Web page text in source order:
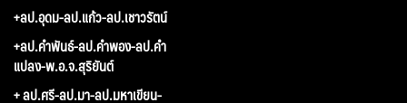
+ลป.อุดม-ลป.แก้ว-ลป.เชาวรัตน์
+ลป.คำพันธ์-ลป.คำพอง-ลป.คำ
แปลง-พ.อ.จ.สุริยันต์
+ ลป.ศรี-ลป.มา-ลป.มหาเขียน-